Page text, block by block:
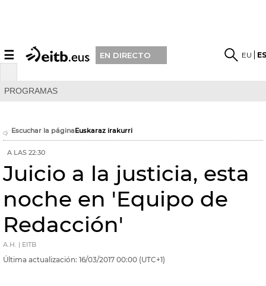
☰ EN DIRECTO EU
PROGRAMAS
Escuchar la páginaEuskaraz irakurri
A LAS 22:30
Juicio a la justicia, esta
noche en 'Equipo de
Redacción'
A.H. | EITB
Última actualización: 16/03/2017 00:00 (UTC+1)